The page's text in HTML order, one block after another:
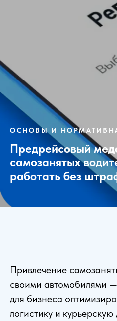
ОСНОВЫ И
Предрейсовый
самозанятых
работать без
Привлечение
своими автомобилями
для бизнеса
логистику и